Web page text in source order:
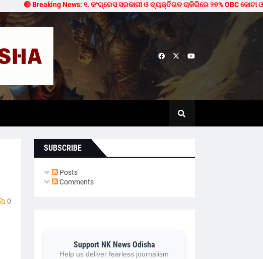
🔴 Breaking News: ୧. କଂଗ୍ରେସ ସରକାରୀ ଓ ବ୍ୟକ୍ତିଗତ ଚାକିରିରେ ୨୭% OBC କୋଟା
0
SUBSCRIBE
Posts
Comments
Support NK News Odisha
Help us deliver fearless journalism